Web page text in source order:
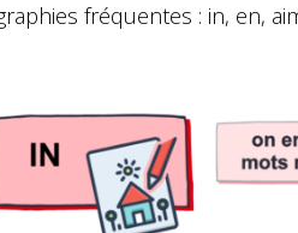
fréquentes : in, en,